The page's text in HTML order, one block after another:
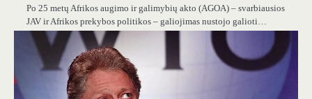
Po 25 metų Afrikos augimo ir galimybių akto (AGOA) – svarbiausios
JAV ir Afrikos prekybos politikos – galiojimas nustojo galioti…